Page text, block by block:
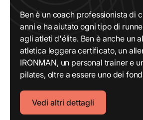
Ben è un coach professionista di
anni e ha aiutato ogni tipo di
agli atleti d'élite. Ben è anche un
atletica leggera certificato, un
IRONMAN, un personal trainer e
pilates, oltre a essere uno dei
Vedi altri dettagli